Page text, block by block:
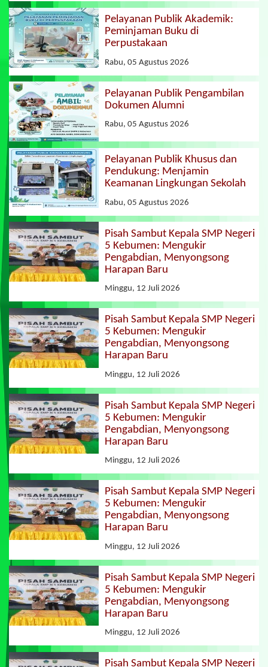
Pelayanan Publik Akademik:
Peminjaman Buku di
Perpustakaan
Rabu, 05 Agustus 2026
Pelayanan Publik Pengambilan
Dokumen Alumni
Rabu, 05 Agustus 2026
Pelayanan Publik Khusus dan
Pendukung: Menjamin
Keamanan Lingkungan Sekolah
Rabu, 05 Agustus 2026
Pisah Sambut Kepala SMP Negeri
5 Kebumen: Mengukir
Pengabdian, Menyongsong
Harapan Baru
Minggu, 12 Juli 2026
Pisah Sambut Kepala SMP Negeri
5 Kebumen: Mengukir
Pengabdian, Menyongsong
Harapan Baru
Minggu, 12 Juli 2026
Pisah Sambut Kepala SMP Negeri
5 Kebumen: Mengukir
Pengabdian, Menyongsong
Harapan Baru
Minggu, 12 Juli 2026
Pisah Sambut Kepala SMP Negeri
5 Kebumen: Mengukir
Pengabdian, Menyongsong
Harapan Baru
Minggu, 12 Juli 2026
Pisah Sambut Kepala SMP Negeri
5 Kebumen: Mengukir
Pengabdian, Menyongsong
Harapan Baru
Minggu, 12 Juli 2026
Pisah Sambut Kepala SMP Negeri